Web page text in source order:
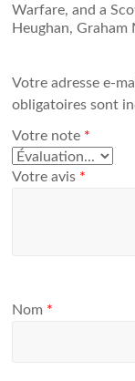
Warfare, and a
Heughan, Graham
Votre adresse e-
obligatoires sont
Votre note *
Votre avis *
Nom *